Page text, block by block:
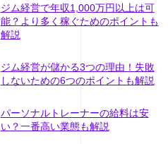
ジム経営で年収1,000万円以上は可
能？より多く稼ぐためのポイントも
解説
ジム経営が儲かる3つの理由！失敗
しないための6つのポイントも解説
パーソナルトレーナーの給料は安
い？一番高い業態も解説